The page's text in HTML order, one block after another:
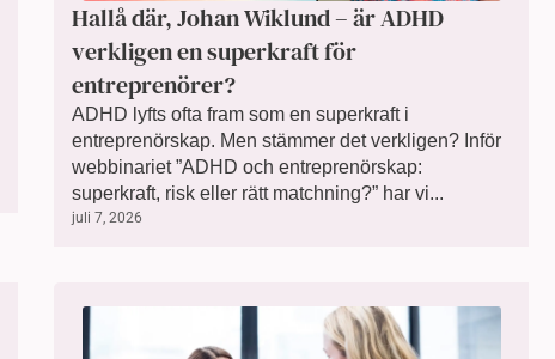
Hallå där, Johan Wiklund – är ADHD
verkligen en superkraft för
entreprenörer?
ADHD lyfts ofta fram som en superkraft i
entreprenörskap. Men stämmer det verkligen? Inför
webbinariet ”ADHD och entreprenörskap:
superkraft, risk eller rätt matchning?” har vi...
juli 7, 2026